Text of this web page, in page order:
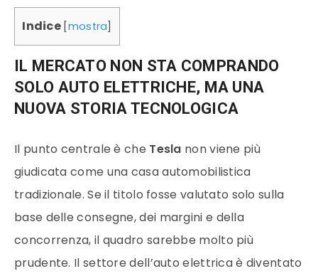
Indice [mostra
IL MERCATO NON STA COMPRANDO
SOLO AUTO ELETTRICHE, MA UNA
NUOVA STORIA TECNOLOGICA
Il punto centrale è che Tesla non viene più
giudicata come una casa automobilistica
tradizionale. Se il titolo fosse valutato solo sulla
base delle consegne, dei margini e della
concorrenza, il quadro sarebbe molto più
prudente. Il settore dell’auto elettrica è diventato